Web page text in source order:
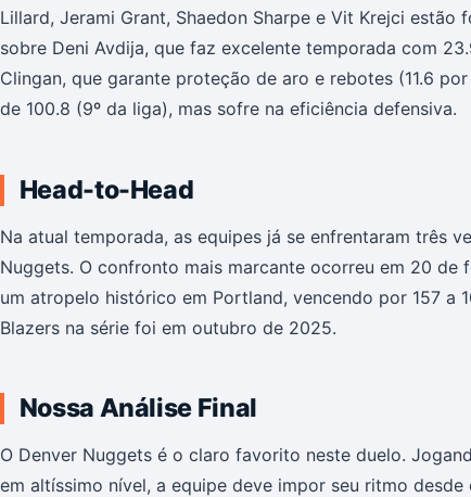
Lillard, Jerami Grant, Shaedon Sharpe e Vit Krejci
sobre Deni Avdija, que faz excelente temporada com
Clingan, que garante proteção de aro e rebotes (11.6
de 100.8 (9º da liga), mas sofre na eficiência defensiva.
Head-to-Head
Na atual temporada, as equipes já se enfrentaram três
Nuggets. O confronto mais marcante ocorreu em 20
um atropelo histórico em Portland, vencendo por 157
Blazers na série foi em outubro de 2025.
Nossa Análise Final
O Denver Nuggets é o claro favorito neste duelo.
em altíssimo nível, a equipe deve impor seu ritmo